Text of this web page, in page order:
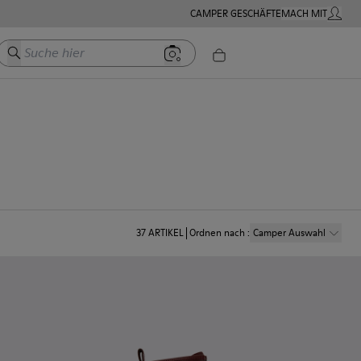
CAMPER GESCHÄFTEMACH MITMEIN
Suche hier
37ARTIKEL Ordnen nach : Camper Auswahl